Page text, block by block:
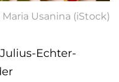
Usanina (iStock)
Echter-